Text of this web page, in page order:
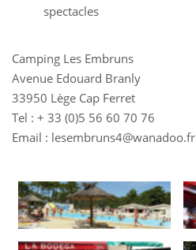
spectacles
Camping Les Embruns
Avenue Edouard Branly
33950 Lège Cap Ferret
Tel : + 33 (0)5 56 60 70 76
Email : lesembruns4@wanadoo.fr